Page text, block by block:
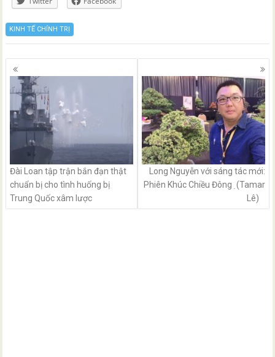
KINH TẾ CHÍNH TRỊ
Posts
navigation
Đài Loan tập trận bắn đạn thật
chuẩn bị cho tình huống bị
Trung Quốc xâm lược
Long Nguyễn với sáng tác mới:
Phiên Khúc Chiều Đông ̣ (Tamar
Lê)